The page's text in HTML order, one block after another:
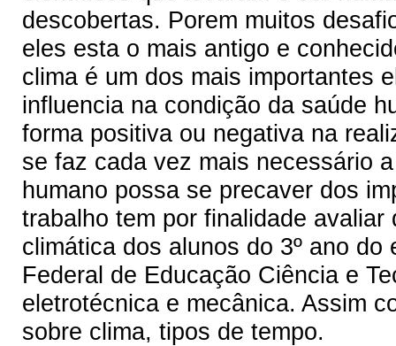
descobertas. Porem muitos
eles esta o mais antigo e
clima é um dos mais importantes
influencia na condição da saúde
forma positiva ou negativa na
se faz cada vez mais necessário
humano possa se precaver dos
trabalho tem por finalidade
climática dos alunos do 3º ano
Federal de Educação Ciência e
eletrotécnica e mecânica. Assim
sobre clima, tipos de tempo.